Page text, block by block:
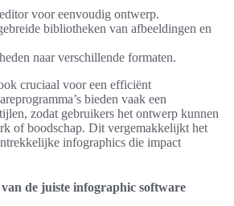
voor eenvoudig ontwerp.
bibliotheken van afbeeldingen en
naar verschillende formaten.
cruciaal voor een efficiënt
bieden vaak een
zodat gebruikers het ontwerp kunnen
of boodschap. Dit vergemakkelijkt het
infographics die impact
de juiste infographic software